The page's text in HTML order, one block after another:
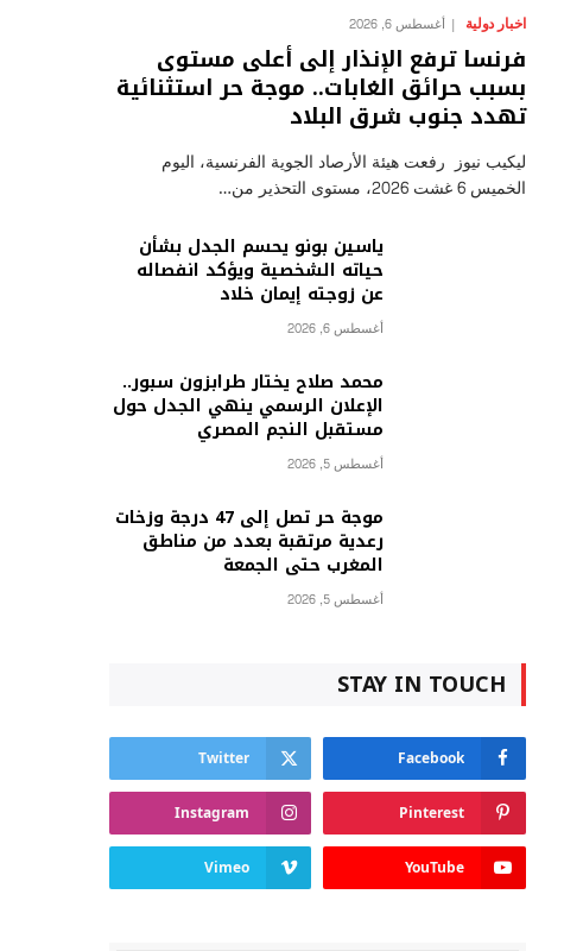
اخبار دولية أغسطس 6, 2026
فرنسا ترفع الإنذار إلى أعلى مستوى
بسبب حرائق الغابات.. موجة حر استثنائية
تهدد جنوب شرق البلاد
ليكيب نيوز رفعت هيئة الأرصاد الجوية الفرنسية، اليوم
الخميس 6 غشت 2026، مستوى التحذير من…
ياسين بونو يحسم الجدل بشأن
حياته الشخصية ويؤكد انفصاله
عن زوجته إيمان خلاد
أغسطس 6, 2026
محمد صلاح يختار طرابزون سبور..
الإعلان الرسمي ينهي الجدل حول
مستقبل النجم المصري
أغسطس 5, 2026
موجة حر تصل إلى 47 درجة وزخات
رعدية مرتقبة بعدد من مناطق
المغرب حتى الجمعة
أغسطس 5, 2026
STAY IN TOUCH
Facebook
Twitter
Pinterest
Instagram
YouTube
Vimeo